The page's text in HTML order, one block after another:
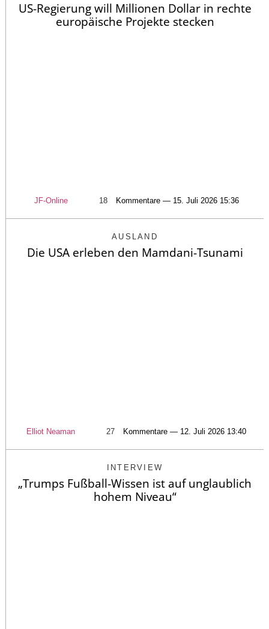
US-Regierung will Millionen Dollar in rechte
europäische Projekte stecken
JF-Online 18 Kommentare — 15. Juli 2026 15:36
AUSLAND
Die USA erleben den Mamdani-Tsunami
Elliot Neaman 27 Kommentare — 12. Juli 2026 13:40
INTERVIEW
„Trumps Fußball-Wissen ist auf unglaublich
hohem Niveau“